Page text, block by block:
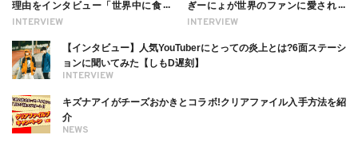
INTERVIEW
理由をインタビュー「世界中に食べ
る幸せを伝えたい」新事務所加入に
INTERVIEW
ぎーにょが世界のファンに愛される
理由【インタビュー】
INTERVIEW
【インタビュー】人気YouTuberにとっての炎上とは?6面ステーシ
ョンに聞いてみた【しもD遅刻】
NEWS
キズナアイがチーズおかきとコラボ!クリアファイル入手方法を紹
介